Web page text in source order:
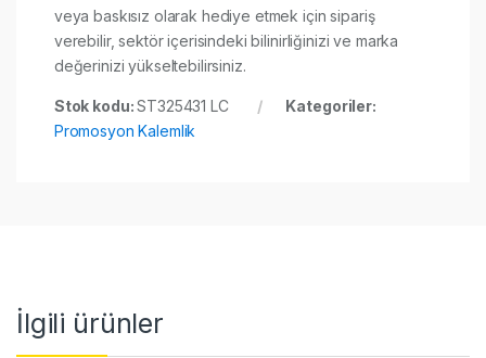
veya baskısız olarak hediye etmek için sipariş
verebilir, sektör içerisindeki bilinirliğinizi ve marka
değerinizi yükseltebilirsiniz.
Stok kodu:ST325431 LC
Kategoriler:
Promosyon Kalemlik
İlgili ürünler